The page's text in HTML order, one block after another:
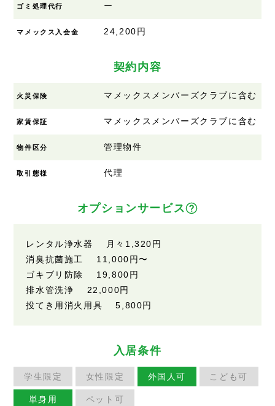
ゴミ処理代行 ー
マメックス入会金 24,200円
契約内容
火災保険 マメックスメンバーズクラブに含む
家賃保証 マメックスメンバーズクラブに含む
物件区分 管理物件
取引態様 代理
オプションサービス
レンタル浄水器 月々1,320円
消臭抗菌施工 11,000円〜
ゴキブリ防除 19,800円
排水管洗浄 22,000円
投てき用消火用具 5,800円
入居条件
学生限定 女性限定 外国人可 こども可
単身用 ペット可